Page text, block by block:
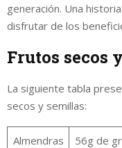
generación. Una
disfrutar de los
Frutos secos
La siguiente tabla
secos y semillas:
Almendras
56g de